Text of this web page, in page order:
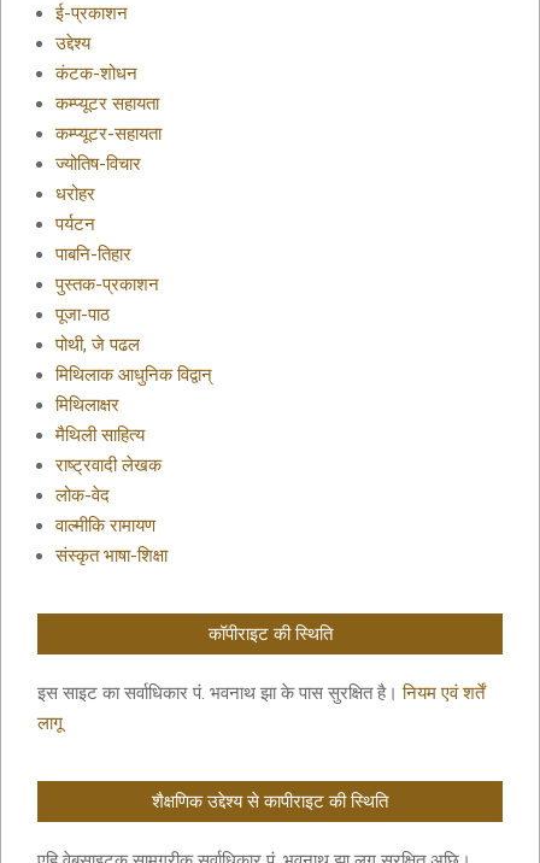
ई-प्रकाशन
उद्देश्य
कंटक-शोधन
कम्प्यूटर सहायता
कम्प्यूटर-सहायता
ज्योतिष-विचार
धरोहर
पर्यटन
पाबनि-तिहार
पुस्तक-प्रकाशन
पूजा-पाठ
पोथी, जे पढल
मिथिलाक आधुनिक विद्वान्
मिथिलाक्षर
मैथिली साहित्य
राष्ट्रवादी लेखक
लोक-वेद
वाल्मीकि रामायण
संस्कृत भाषा-शिक्षा
कॉपीराइट की स्थिति
इस साइट का सर्वाधिकार पं. भवनाथ झा के पास सुरक्षित है।नियम एवं शर्तें
लागू
शैक्षणिक उद्देश्य से कापीराइट की स्थिति